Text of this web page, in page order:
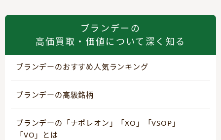
ブランデーの
高価買取・価値について深く知る
ブランデーのおすすめ人気ランキング
ブランデーの高級銘柄
ブランデーの「ナポレオン」「XO」「VSOP」
「VO」とは